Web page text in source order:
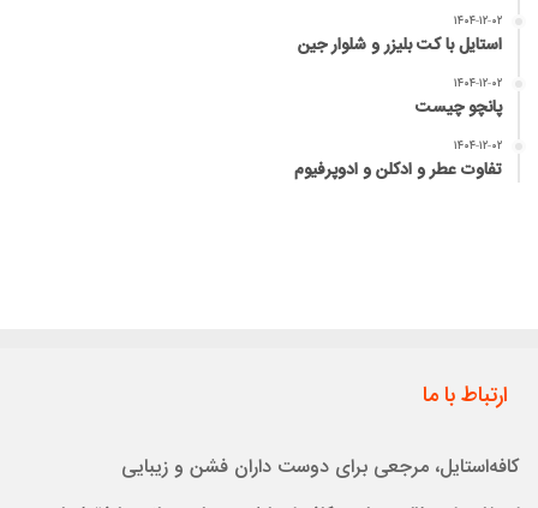
۱۴۰۴-۱۲-۰۲
استایل با کت بلیزر و شلوار جین
۱۴۰۴-۱۲-۰۲
پانچو چیست
۱۴۰۴-۱۲-۰۲
تفاوت عطر و ادکلن و ادوپرفیوم
ارتباط با ما
کافه‌استایل، مرجعی برای دوست داران فشن و زیبایی